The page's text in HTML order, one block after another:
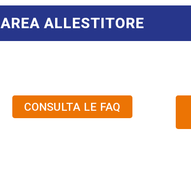
AREA ALLESTITORE
CONSULTA LE FAQ